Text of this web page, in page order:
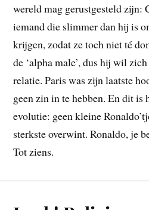
wereld mag gerustgesteld zijn:
iemand die slimmer dan hij is
krijgen, zodat ze toch niet té
de ‘alpha male’, dus hij wil
relatie. Paris was zijn laatste
geen zin in te hebben. En dit is
evolutie: geen kleine
sterkste overwint. Ronaldo, je
Tot ziens.